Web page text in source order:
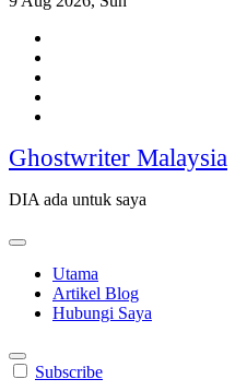
Ghostwriter Malaysia
DIA ada untuk saya
Utama
Artikel Blog
Hubungi Saya
Subscribe